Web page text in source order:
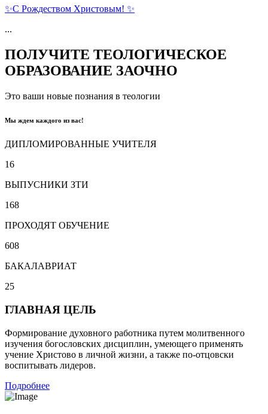
✨С Рождеством Христовым! ✨
...
ПОЛУЧИТЕ ТЕОЛОГИЧЕСКОЕ
ОБРАЗОВАНИЕ ЗАОЧНО
Это ваши новые познания в теологии
Мы ждем каждого из вас!
ДИПЛОМИРОВАННЫЕ УЧИТЕЛЯ
16
ВЫПУСНИКИ ЗТИ
168
ПРОХОДЯТ ОБУЧЕНИЕ
608
БАКАЛАВРИАТ
25
ГЛАВНАЯ ЦЕЛЬ
Формирование духовного работника путем молитвенного
изучения богословских дисциплин, умеющего применять
учение Христово в личной жизни, а также по-отцовски
воспитывать лидеров.
Подробнее